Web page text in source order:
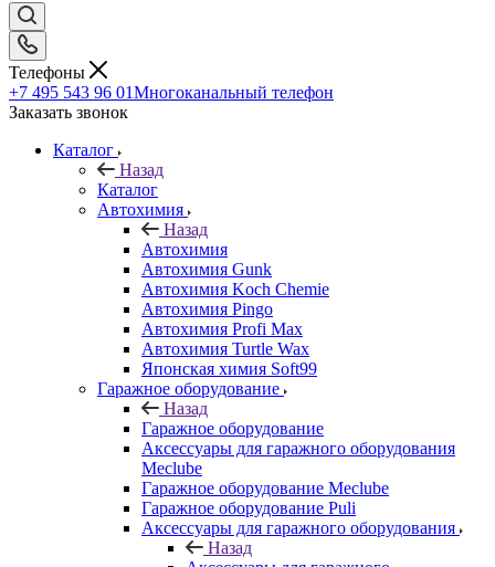
Телефоны
+7 495 543 96 01Многоканальный телефон
Заказать звонок
Каталог
Назад
Каталог
Автохимия
Назад
Автохимия
Автохимия Gunk
Автохимия Koch Chemie
Автохимия Pingo
Автохимия Profi Max
Автохимия Turtle Wax
Японская химия Soft99
Гаражное оборудование
Назад
Гаражное оборудование
Аксессуары для гаражного оборудования
Meclube
Гаражное оборудование Meclube
Гаражное оборудование Puli
Аксессуары для гаражного оборудования
Назад